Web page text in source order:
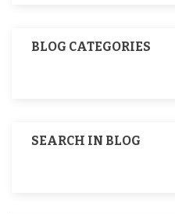
BLOG CATEGORIES
SEARCH IN BLOG